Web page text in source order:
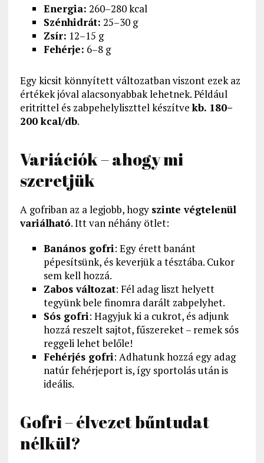
Energia: 260–280 kcal
Szénhidrát: 25–30 g
Zsír: 12–15 g
Fehérje: 6–8 g
Egy kicsit könnyített változatban viszont ezek az
értékek jóval alacsonyabbak lehetnek. Például
eritrittel és zabpehelyliszttel készítvekb. 180–
200 kcal/db.
Variációk – ahogy mi
szeretjük
A gofriban az a legjobb, hogy szinte végtelenül
variálható. Itt van néhány ötlet:
Banános gofri: Egy érett banánt
pépesítsünk, és keverjük a tésztába. Cukor
sem kell hozzá.
Zabos változat: Fél adag liszt helyett
tegyünk bele finomra darált zabpelyhet.
Sós gofri: Hagyjuk ki a cukrot, és adjunk
hozzá reszelt sajtot, fűszereket – remek sós
reggeli lehet belőle!
Fehérjés gofri: Adhatunk hozzá egy adag
natúr fehérjeport is, így sportolás után is
ideális.
Gofri – élvezet bűntudat
nélkül?